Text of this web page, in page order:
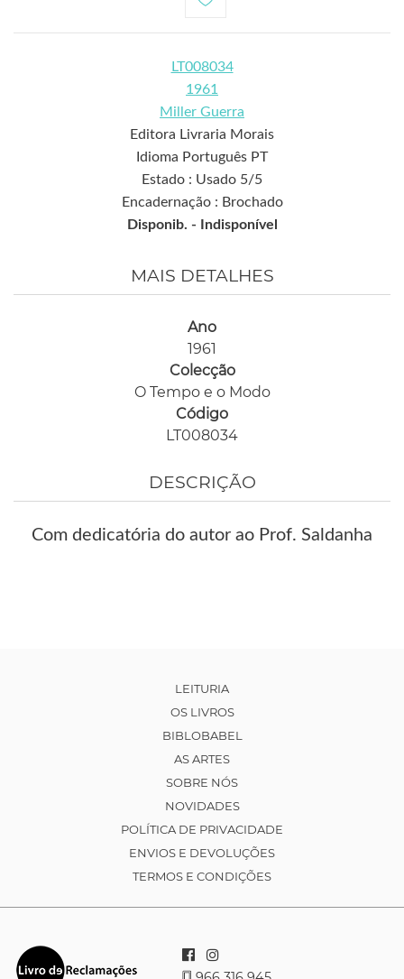
LT008034
1961
Miller Guerra
Editora Livraria Morais
Idioma Português PT
Estado : Usado 5/5
Encadernação : Brochado
Disponib. -
Indisponível
MAIS DETALHES
Ano
1961
Colecção
O Tempo e o Modo
Código
LT008034
DESCRIÇÃO
Com dedicatória do autor ao Prof. Saldanha
LEITURIA
OS LIVROS
BIBLOBABEL
AS ARTES
SOBRE NÓS
NOVIDADES
POLÍTICA DE PRIVACIDADE
ENVIOS E DEVOLUÇÕES
TERMOS E CONDIÇÕES